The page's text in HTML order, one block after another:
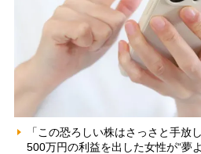
「この恐ろしい株はさっさと手
500万円の利益を出した女性が“夢